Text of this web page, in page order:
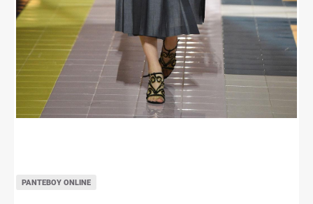
ΡΑΝΤΕΒΟΎ ONLINE